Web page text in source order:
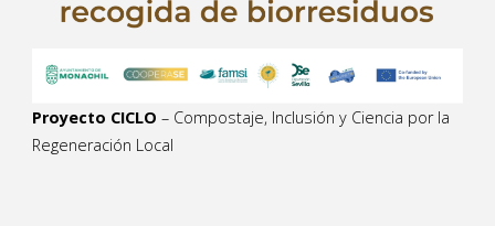
Proyecto CICLO – Compostaje, Inclusión y Ciencia por la
Regeneración Local